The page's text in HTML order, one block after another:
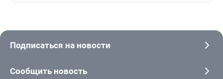
Подписаться на новости
Сообщить новость